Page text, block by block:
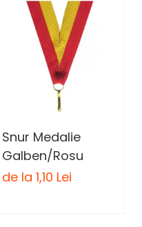
Snur Medalie
Galben/Rosu
de la 1,10 Lei